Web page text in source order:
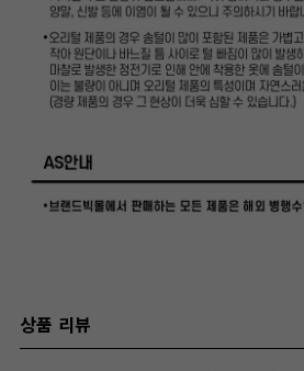
상품 리뷰